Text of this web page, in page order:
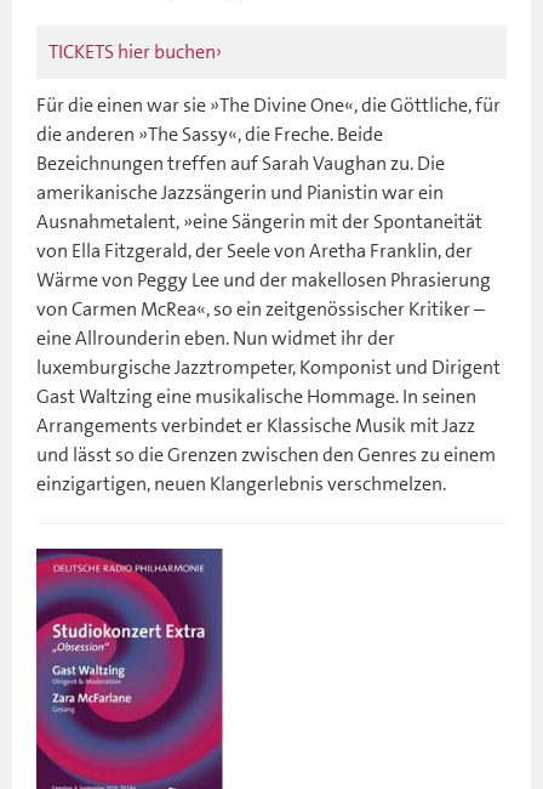
TICKETS hier buchen
Für die einen war sie »The Divine One«, die Göttliche, für
die anderen »The Sassy«, die Freche. Beide
Bezeichnungen treffen auf Sarah Vaughan zu. Die
amerikanische Jazzsängerin und Pianistin war ein
Ausnahmetalent, »eine Sängerin mit der Spontaneität
von Ella Fitzgerald, der Seele von Aretha Franklin, der
Wärme von Peggy Lee und der makellosen Phrasierung
von Carmen McRea«, so ein zeitgenössischer Kritiker –
eine Allrounderin eben. Nun widmet ihr der
luxemburgische Jazztrompeter, Komponist und Dirigent
Gast Waltzing eine musikalische Hommage. In seinen
Arrangements verbindet er Klassische Musik mit Jazz
und lässt so die Grenzen zwischen den Genres zu einem
einzigartigen, neuen Klangerlebnis verschmelzen.